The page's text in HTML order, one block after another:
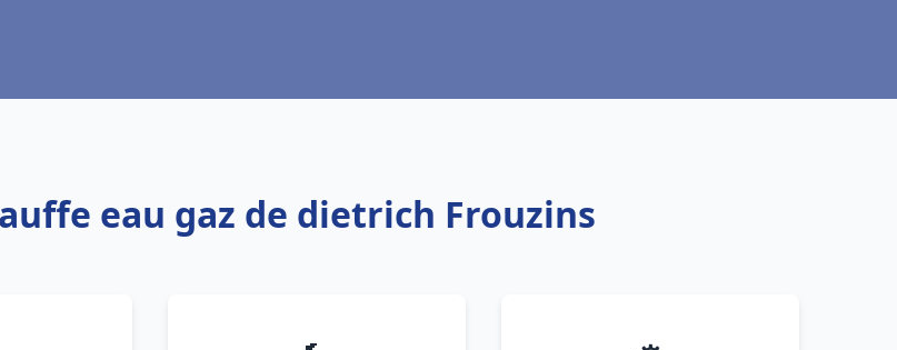
eau gaz de dietrich Frouzins